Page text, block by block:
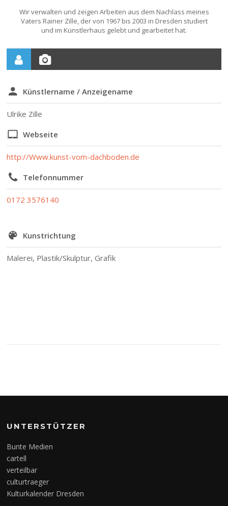
Wir verwalten und zeigen Arbeiten aus dem Nachlass meines
Vaters Rainer Zille, der von 1967 bis 2003 in Dresden studiert
und im Künstlerhaus gelebt und gearbeitet hat.
Künstlername / Anzeigename
Ulrike Zille
Webseite
http://Www.kunst-vom-dachboden.de
Telefonnummer
0172 3576140
Kunstrichtung
Malerei, Plastik/Skulptur, Grafik
UNTERSTÜTZER
Bunte Medien
cartell
verteilbar
culturtraeger
Kulturkalender Dresden